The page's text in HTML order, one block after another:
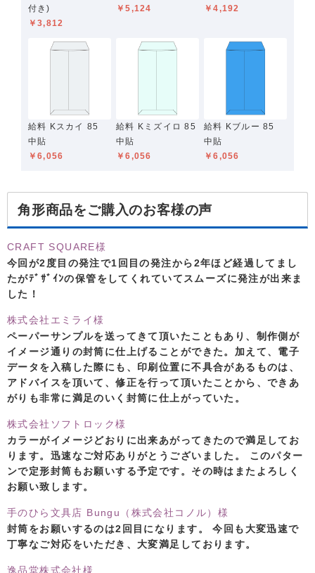
付き)
￥3,812
￥5,124
￥4,192
給料 Kスカイ 85
中貼
￥6,056
給料 Kミズイロ 85
中貼
￥6,056
給料 Kブルー 85
中貼
￥6,056
角形商品をご購入のお客様の声
CRAFT SQUARE様
今回が2度目の発注で1回目の発注から2年ほど経過してまし
たがﾃﾞｻﾞｲﾝの保管をしてくれていてスムーズに発注が出来ま
した！
株式会社エミライ様
ペーパーサンプルを送ってきて頂いたこともあり、制作側が
イメージ通りの封筒に仕上げることができた。加えて、電子
データを入稿した際にも、印刷位置に不具合があるものは、
アドバイスを頂いて、修正を行って頂いたことから、できあ
がりも非常に満足のいく封筒に仕上がっていた。
株式会社ソフトロック様
カラーがイメージどおりに出来あがってきたので満足してお
ります。迅速なご対応ありがとうございました。 このパター
ンで定形封筒もお願いする予定です。その時はまたよろしく
お願い致します。
手のひら文具店 Bungu（株式会社コノル）様
封筒をお願いするのは2回目になります。 今回も大変迅速で
丁寧なご対応をいただき、大変満足しております。
逸品堂株式会社様